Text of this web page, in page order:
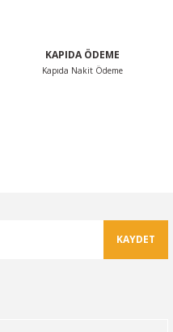
KAPIDA ÖDEME
Kapıda Nakit Ödeme
KAYDET